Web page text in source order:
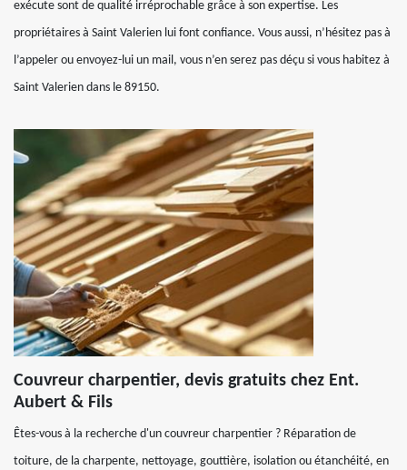
exécute sont de qualité irréprochable grâce à son expertise. Les
propriétaires à Saint Valerien lui font confiance. Vous aussi, n’hésitez pas à
l’appeler ou envoyez-lui un mail, vous n’en serez pas déçu si vous habitez à
Saint Valerien dans le 89150.
Couvreur charpentier, devis gratuits chez Ent.
Aubert & Fils
Êtes-vous à la recherche d'un couvreur charpentier ? Réparation de
toiture, de la charpente, nettoyage, gouttière, isolation ou étanchéité, en